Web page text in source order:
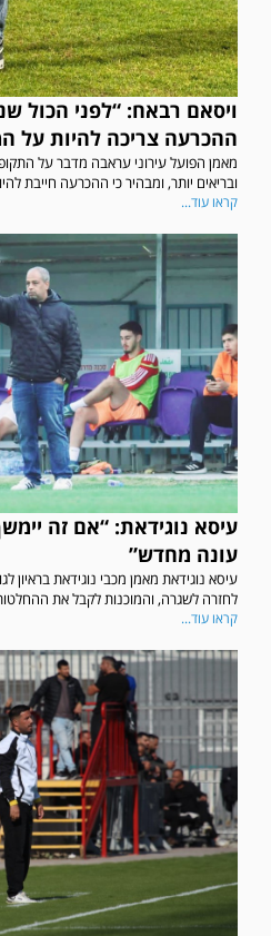
ויסאם רבאח: “לפני הכול
ההכרעה צריכה להיות על
מאמן הפועל עירוני עראבה מדבר על
ובריאים יותר, ומבהיר כי ההכרעה חייבת
קראו עוד...
עיסא נוגידאת: “אם זה
עונה מחדש”
עיסא נוגידאת מאמן מכבי נוגידאת
לחזרה לשגרה, והמוכנות לקבל את
קראו עוד...